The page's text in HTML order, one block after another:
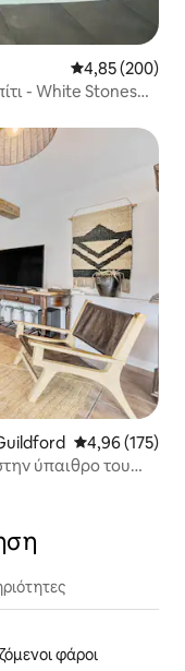
Μέση
4,85 (200)
- White Stones
Μέση
4,96 (175)
ύπαιθρο του
φάροι